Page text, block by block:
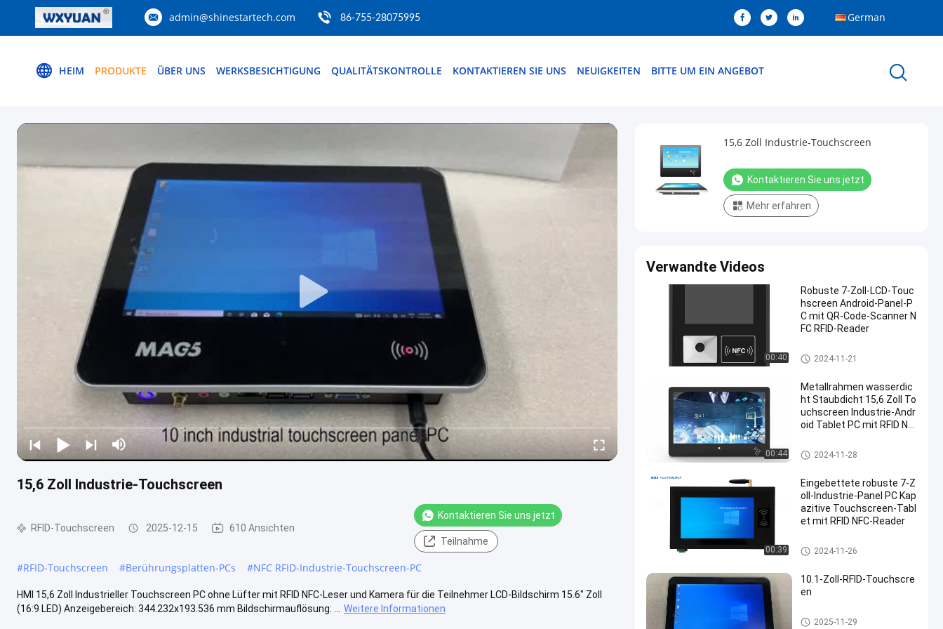
admin@shinestartech.com 86-755-28075995 German
HEIM PRODUKTE ÜBER UNS WERKSBESICHTIGUNG QUALITÄTSKONTROLLE KONTAKTIEREN SIE UNS NEUIGKEITEN BITTE UM EIN ANGEBOT
15,6 Zoll Industrie-Touchscreen
RFID-Touchscreen 2025-12-15 610 Ansichten
Kontaktieren Sie uns jetzt
Teilnahme
#RFID-Touchscreen #Berührungsplatten-PCs #NFC RFID-Industrie-Touchscreen-PC
HMI 15,6 Zoll Industrieller Touchscreen PC ohne Lüfter mit RFID NFC-Leser und Kamera für die Teilnehmer LCD-Bildschirm 15.6" Zoll
(16:9 LED) Anzeigebereich: 344.232x193.536 mm Bildschirmauflösung: ...
Weitere Informationen
15,6 Zoll Industrie-Touchscreen
Kontaktieren Sie uns jetzt
Mehr erfahren
Verwandte Videos
00:40
Robuste 7-Zoll-LCD-Touc
hscreen Android-Panel-P
C mit QR-Code-Scanner N
FC RFID-Reader
RFID-Touchscreen
2024-11-21
00:44
Metallrahmen wasserdic
ht Staubdicht 15,6 Zoll To
uchscreen Industrie-Andr
oid Tablet PC mit RFID NF
RFID-Touchscreen
2024-11-28
00:39
Eingebettete robuste 7-Z
oll-Industrie-Panel PC Kap
azitive Touchscreen-Tabl
et mit RFID NFC-Reader
RFID-Touchscreen
2024-11-26
10.1-Zoll-RFID-Touchscre
en
RFID-Touchscreen
2025-11-29